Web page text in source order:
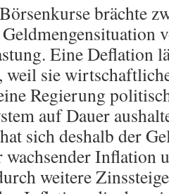
brächte
Eine Deflation
weil sie
Regierung
auf Dauer
sich deshalb der
Inflation
weitere